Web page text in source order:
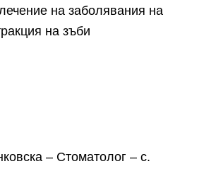
на заболявания на
на зъби
– Стоматолог – с.